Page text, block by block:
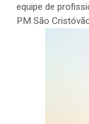
equipe de
PM São